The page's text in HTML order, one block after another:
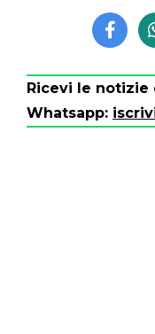
Ricevi le notizie
Whatsapp: